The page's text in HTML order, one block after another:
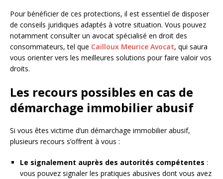
Pour bénéficier de ces protections, il est essentiel de disposer
de conseils juridiques adaptés à votre situation. Vous pouvez
notamment consulter un avocat spécialisé en droit des
consommateurs, tel que Cailloux Meurice Avocat, qui saura
vous orienter vers les meilleures solutions pour faire valoir vos
droits.
Les recours possibles en cas de
démarchage immobilier abusif
Si vous êtes victime d’un démarchage immobilier abusif,
plusieurs recours s’offrent à vous :
Le signalement auprès des autorités compétentes :
vous pouvez signaler les pratiques abusives dont vous avez